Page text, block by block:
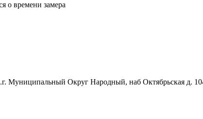
о времени замера
Муниципальный Округ Народный, наб Октябрьская д.